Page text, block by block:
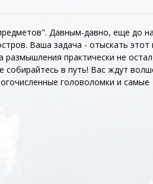
Давным-давно, еще до
Ваша задача - отыскать этот
размышления практически не
собирайтесь в путь! Вас ждут
головоломки и самые